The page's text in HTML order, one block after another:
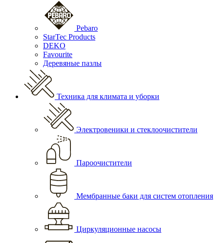
Pebaro
StarTec Products
DEKO
Favourite
Деревяные пазлы
Техника для климата и уборки
Электровеники и стеклоочистители
Пароочистители
Мембранные баки для систем отопления
Циркуляционные насосы